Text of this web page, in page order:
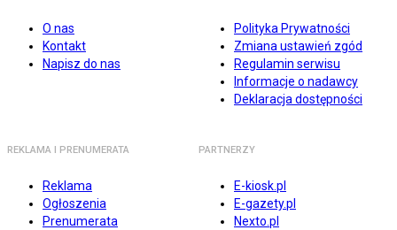
O nas
Kontakt
Napisz do nas
Polityka Prywatności
Zmiana ustawień zgód
Regulamin serwisu
Informacje o nadawcy
Deklaracja dostępności
REKLAMA I PRENUMERATA
Reklama
Ogłoszenia
Prenumerata
PARTNERZY
E-kiosk.pl
E-gazety.pl
Nexto.pl